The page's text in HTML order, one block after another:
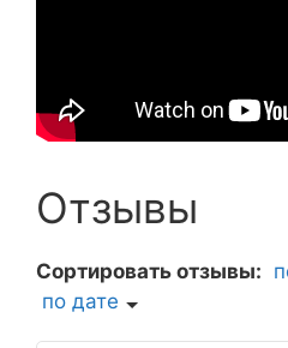
Отзывы
Сортировать отзывы:
по дате